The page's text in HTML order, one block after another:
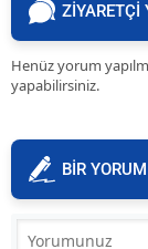
ZİYARETÇİ
Henüz yorum
yapabilirsiniz.
BİR